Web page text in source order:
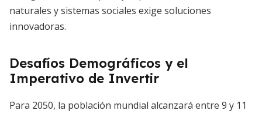
naturales y sistemas sociales exige soluciones
innovadoras.
Desafíos Demográficos y el
Imperativo de Invertir
Para 2050, la población mundial alcanzará entre 9 y 11